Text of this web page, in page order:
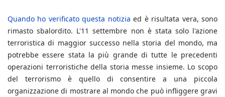
Quando ho verificato questa notizia ed è risultata vera, sono
rimasto sbalordito. L'11 settembre non è stata solo l'azione
terroristica di maggior successo nella storia del mondo, ma
potrebbe essere stata la più grande di tutte le precedenti
operazioni terroristiche della storia messe insieme. Lo scopo
del terrorismo è quello di consentire a una piccola
organizzazione di mostrare al mondo che può infliggere gravi